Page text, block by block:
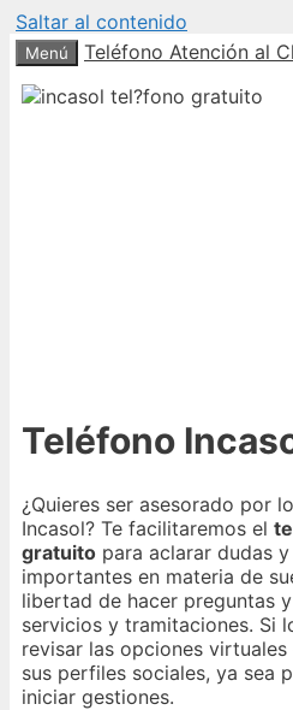
Saltar al contenido
Menú Teléfono Atención al
Teléfono
¿Quieres ser asesorado por
Incasol? Te facilitaremos el
gratuito para aclarar dudas
importantes en materia de
libertad de hacer preguntas
servicios y tramitaciones. Si
revisar las opciones
sus perfiles sociales, ya sea
iniciar gestiones.